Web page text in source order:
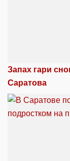
Запах гари
Саратова